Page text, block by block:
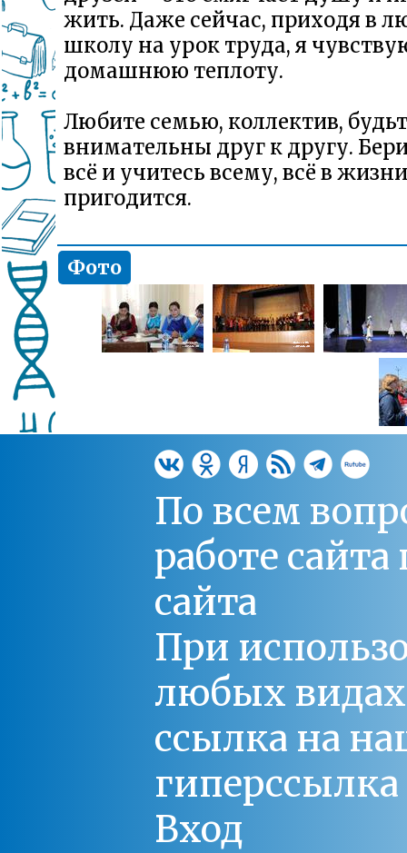
жить. Даже сейчас, приходя в
школу на урок труда, я
домашнюю теплоту.
Любите семью, коллектив,
внимательны друг к другу.
всё и учитесь всему, всё в жизни
пригодится.
Фото
По всем
работе
сайта
При
любых
ссылка на
Вход